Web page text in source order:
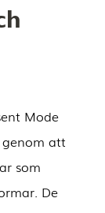
Mode
att
som
De